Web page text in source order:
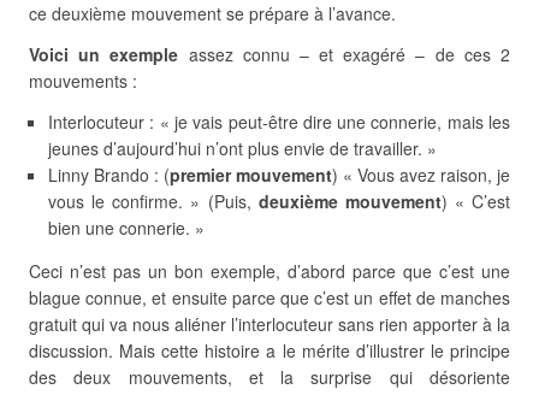
ce deuxième mouvement se prépare à l’avance.
Voici un exemple assez connu – et exagéré – de ces 2
mouvements :
Interlocuteur : « je vais peut-être dire une connerie, mais les
jeunes d’aujourd’hui n’ont plus envie de travailler. »
Linny Brando : (premier mouvement) « Vous avez raison, je
vous le confirme. » (Puis, deuxième mouvement) « C’est
bien une connerie. »
Ceci n’est pas un bon exemple, d’abord parce que c’est une
blague connue, et ensuite parce que c’est un effet de manches
gratuit qui va nous aliéner l’interlocuteur sans rien apporter à la
discussion. Mais cette histoire a le mérite d’illustrer le principe
des deux mouvements, et la surprise qui désoriente